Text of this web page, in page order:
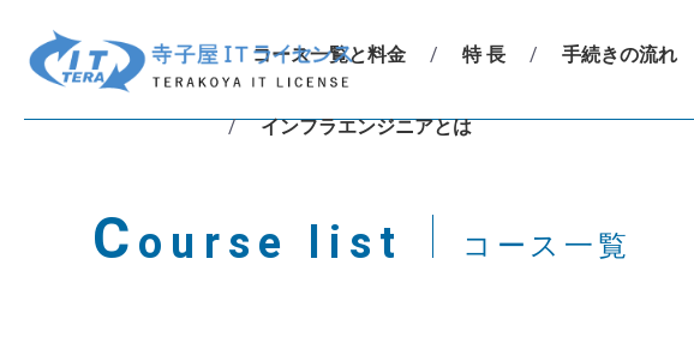
コース一覧と料金 特 長 手続きの流れ
インフラエンジニアとは
C ourse list コース一覧